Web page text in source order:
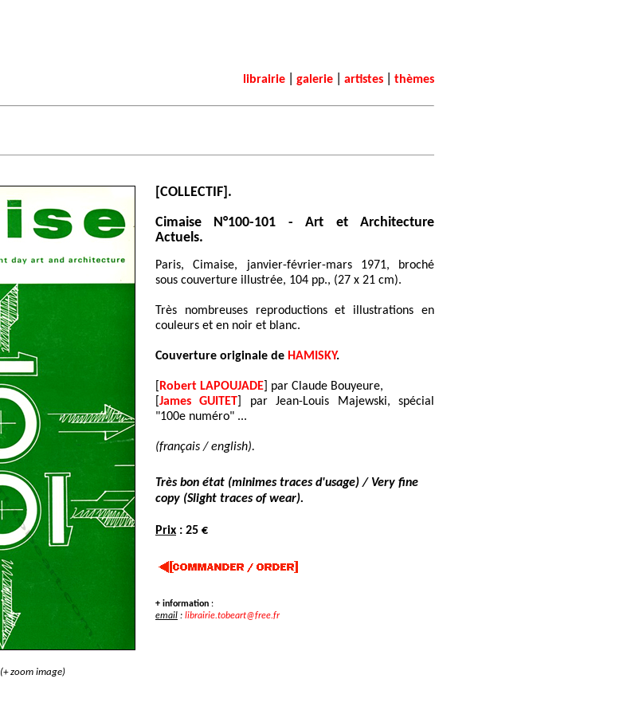
librairie galerie artistes thèmes
(+ zoom image)
[COLLECTIF].
Cimaise N°100-101 - Art et Architecture
Actuels.
Paris, Cimaise, janvier-février-mars 1971, broché
sous couverture illustrée, 104 pp., (27 x 21 cm).
Très nombreuses reproductions et illustrations en
couleurs et en noir et blanc.
Couverture originale de HAMISKY.
Robert LAPOUJADE ] par Claude Bouyeure,
James GUITET ] par Jean-Louis Majewski, spécial
"100e numéro" ...
(français / english).
Très bon état (minimes traces d'usage) / Very fine
copy (Slight traces of wear).
Prix : 25 €
+ information :
email : librairie.tobeart@free.fr